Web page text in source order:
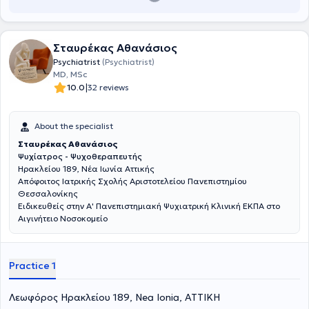
Σταυρέκας Αθανάσιος
Psychiatrist (Psychiatrist)
MD, MSc
10.0|32 reviews
About the specialist
Σταυρέκας Αθανάσιος
Ψυχίατρος - Ψυχοθεραπευτής
Ηρακλείου 189, Νέα Ιωνία Αττικής
Απόφοιτος Ιατρικής Σχολής Αριστοτελείου Πανεπιστημίου
Θεσσαλονίκης
Ειδικευθείς στην Α' Πανεπιστημιακή Ψυχιατρική Κλινική ΕΚΠΑ στο
Αιγινήτειο Νοσοκομείο
Practice 1
Λεωφόρος Ηρακλείου 189, Nea Ionia, ΑΤΤΙΚΗ